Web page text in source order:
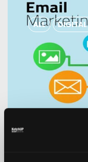
ALL DIGITAL
13 DICEMBRE 2016